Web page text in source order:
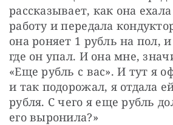
рассказывает, как она
работу и передала
она роняет 1 рубль на пол,
где он упал. И она мне,
«Еще рубль с вас». И тут я
и так подорожал, я отдала
рубля. С чего я еще рубль
его выронила?»